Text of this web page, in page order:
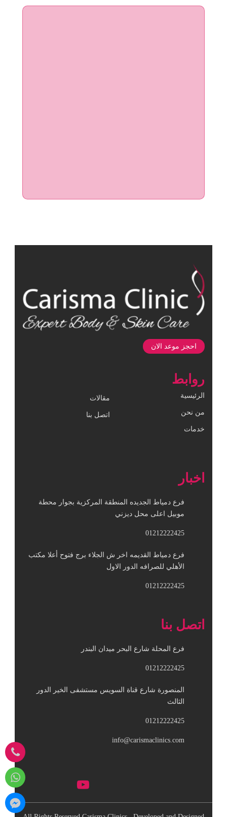
احجز موعد الان
روابط
الرئيسية
من نحن
خدمات
مقالات
اتصل بنا
اخبار
فرع دمياط الجديده المنطقة المركزية بجوار محطة
موبيل اعلى محل ديزني
01212222425
فرع دمياط القديمه اخر ش الجلاء برج فتوح أعلا مكتب
الأهلي للصرافه الدور الاول
01212222425
اتصل بنا
فرع المحلة شارع البحر ميدان البندر
01212222425
المنصورة شارع قناة السويس مستشفى الخير الدور
الثالث
01212222425
info@carismaclinics.com